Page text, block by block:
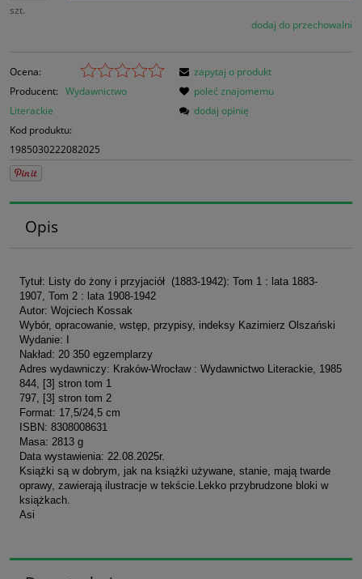
szt.
dodaj do przechowalni
Ocena:
Producent: Wydawnictwo
Literackie
Kod produktu:
1985030222082025
zapytaj o produkt
poleć znajomemu
dodaj opinię
Opis
Tytuł: Listy do żony i przyjaciół (1883-1942): Tom 1 : lata 1883-
1907, Tom 2 : lata 1908-1942
Autor: Wojciech Kossak
Wybór, opracowanie, wstęp, przypisy, indeksy Kazimierz Olszański
Wydanie: I
Nakład: 20 350 egzemplarzy
Adres wydawniczy: Kraków-Wrocław : Wydawnictwo Literackie, 1985
844, [3] stron tom 1
797, [3] stron tom 2
Format: 17,5/24,5 cm
ISBN: 8308008631
Masa: 2813 g
Data wystawienia: 22.08.2025r.
Książki są w dobrym, jak na książki używane, stanie, mają twarde
oprawy, zawierają ilustracje w tekście.Lekko przybrudzone bloki w
książkach.
Asi